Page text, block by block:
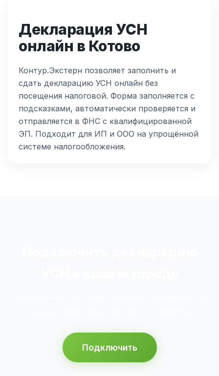
Декларация УСН
онлайн в Котово
Контур.Экстерн позволяет заполнить и
сдать декларацию УСН онлайн без
посещения налоговой. Форма заполняется с
подсказками, автоматически проверяется и
отправляется в ФНС с квалифицированной
ЭП. Подходит для ИП и ООО на упрощённой
системе налогообложения.
Подключить